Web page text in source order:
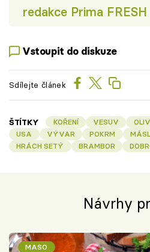
redakce Prima FRESH
Vstoupit do diskuze
Sdílejte článek
ŠTÍTKY KOŘENÍ VESUV
USA
VÝVAR POKRM
HRÁCH SETÝ
BRAMBOR
Návrhy
MASO